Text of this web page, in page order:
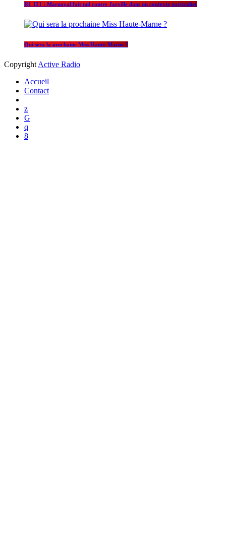
R1 J21 : Marnaval fait nul contre Jarville dans un contexte particulier
Qui sera la prochaine Miss Haute-Marne ?
Copyright Active Radio
Accueil
Contact